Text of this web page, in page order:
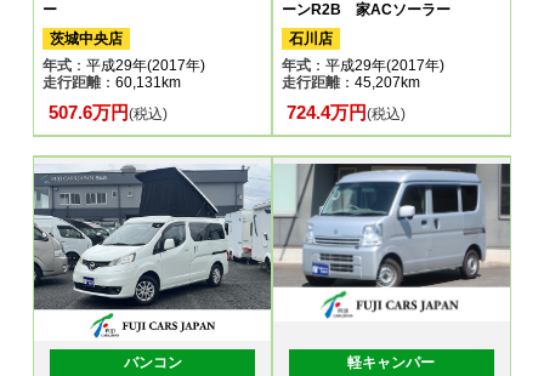
ー
茨城中央店
年式 ：平成29年(2017年)
走行距離：60,131km
507.6万円(税込)
ーンR2B 家ACソーラー
石川店
年式：平成29年(2017年)
走行距離：45,207km
724.4万円(税込)
バンコン 軽キャンパー